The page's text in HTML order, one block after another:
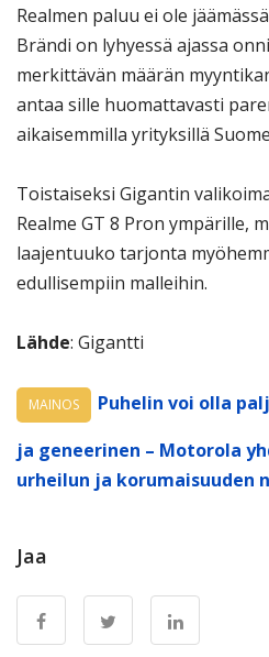
Realmen paluu ei ole
Brändi on lyhyessä ajassa
merkittävän määrän
antaa sille huomattavasti
aikaisemmilla yrityksillä
Toistaiseksi Gigantin
Realme GT 8 Pron ympärille,
laajentuuko tarjonta
edullisempiin malleihin.
Lähde: Gigantti
MAINOS
Puhelin voi olla
ja geneerinen – Motorola
urheilun ja korumaisuuden
Jaa